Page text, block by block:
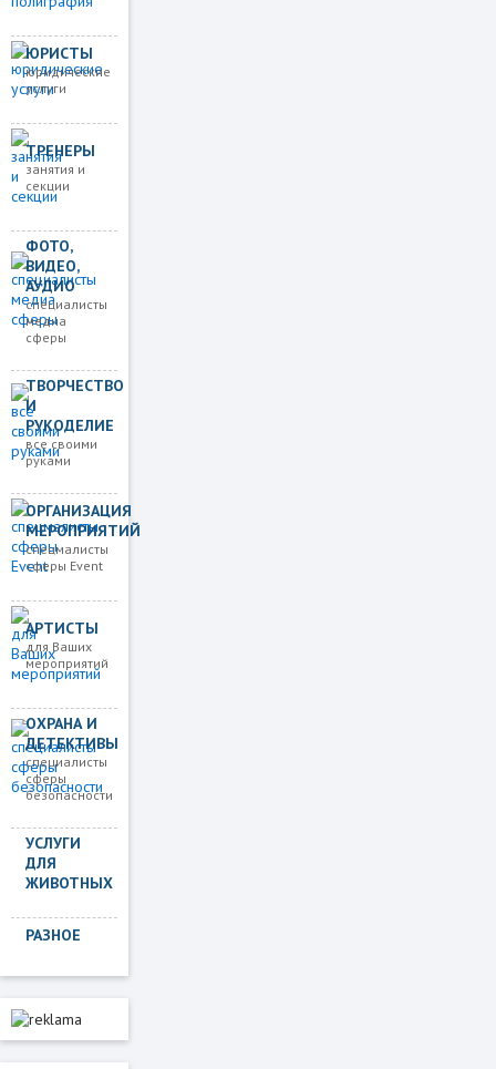
ЮРИСТЫ
юридические
услуги
ТРЕНЕРЫ
занятия и
секции
ФОТО,
ВИДЕО,
АУДИО
специалисты
медиа
сферы
ТВОРЧЕСТВО
И
РУКОДЕЛИЕ
все своими
руками
ОРГАНИЗАЦИЯ
МЕРОПРИЯТИЙ
спецмалисты
сферы Event
АРТИСТЫ
для Ваших
мероприятий
ОХРАНА И
ДЕТЕКТИВЫ
специалисты
сферы
безопасности
УСЛУГИ
ДЛЯ
ЖИВОТНЫХ
РАЗНОЕ